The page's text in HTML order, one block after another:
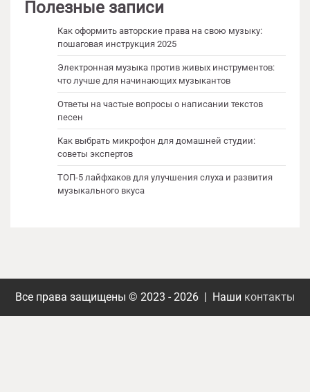
Полезные записи
Как оформить авторские права на свою музыку:
пошаговая инструкция 2025
Электронная музыка против живых инструментов:
что лучше для начинающих музыкантов
Ответы на частые вопросы о написании текстов
песен
Как выбрать микрофон для домашней студии:
советы экспертов
ТОП-5 лайфхаков для улучшения слуха и развития
музыкального вкуса
Все права защищены © 2023 - 2026 | Наши контакты